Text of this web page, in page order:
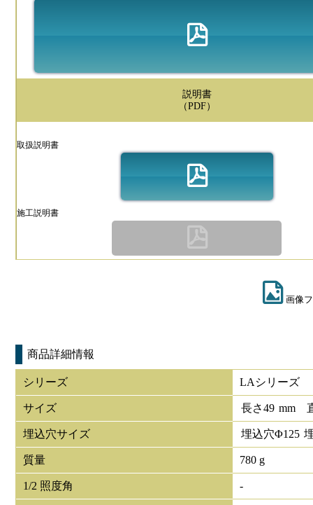
説明書
（PDF）
取扱説明書
施工説明書
画像
商品詳細情報
シリーズ LAシリーズ
サイズ 長さ49 mm
埋込穴サイズ 埋込穴Φ125
質量 780 g
1/2 照度角 -